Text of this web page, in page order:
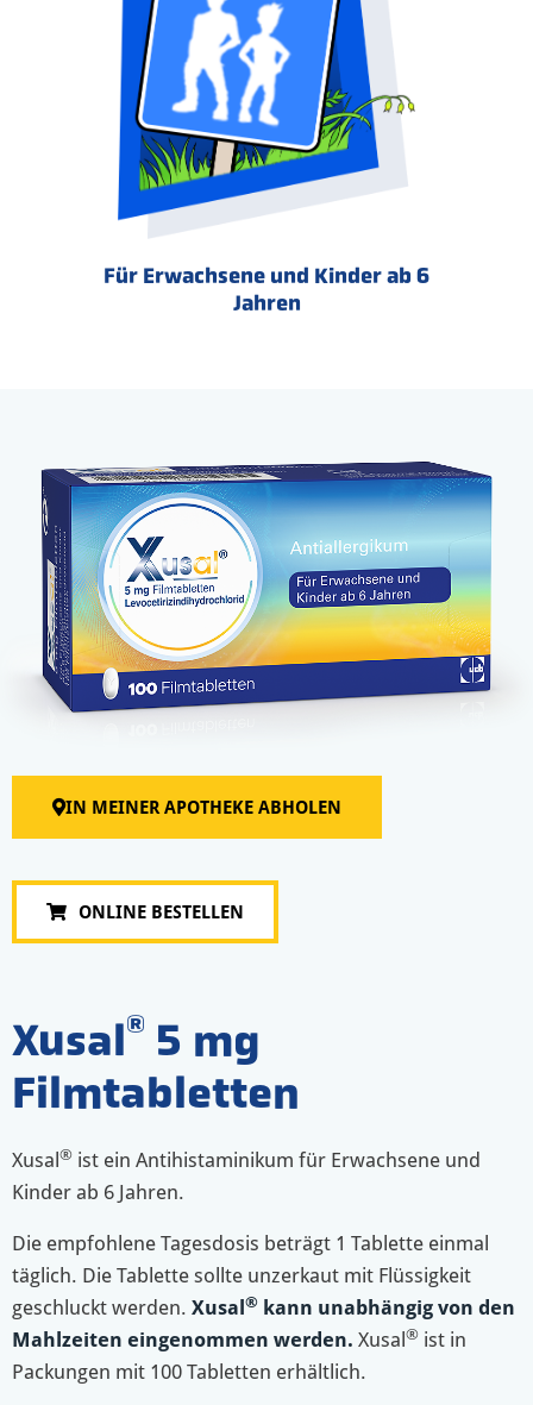
Für Erwachsene und Kinder ab 6
Jahren
Xusal® 5 mg
Filmtabletten
Xusal® ist ein Antihistaminikum für Erwachsene und
Kinder ab 6 Jahren.
Die empfohlene Tagesdosis beträgt 1 Tablette einmal
täglich. Die Tablette sollte unzerkaut mit Flüssigkeit
geschluckt werden. Xusal® kann unabhängig von den
Mahlzeiten eingenommen werden. Xusal® ist in
Packungen mit 100 Tabletten erhältlich.
IN MEINER APOTHEKE ABHOLEN
ONLINE BESTELLEN